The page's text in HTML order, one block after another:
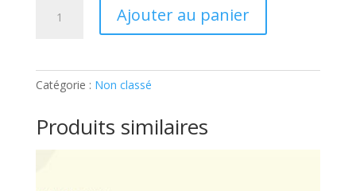
ENFANT
HARRY
POTTER:
Ajouter au panier
Catégorie : Non classé
Produits similaires